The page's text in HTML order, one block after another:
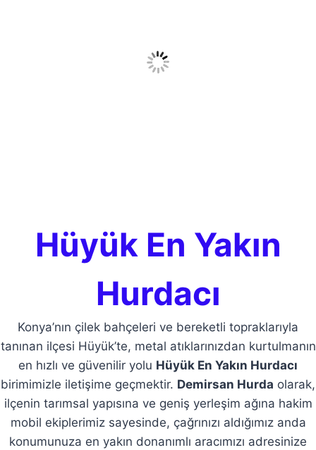
Hüyük En Yakın
Hurdacı
Konya’nın çilek bahçeleri ve bereketli topraklarıyla
tanınan ilçesi Hüyük’te, metal atıklarınızdan kurtulmanın
en hızlı ve güvenilir yolu Hüyük En Yakın Hurdacı
birimimizle iletişime geçmektir. Demirsan Hurda olarak,
ilçenin tarımsal yapısına ve geniş yerleşim ağına hakim
mobil ekiplerimiz sayesinde, çağrınızı aldığımız anda
konumunuza en yakın donanımlı aracımızı adresinize